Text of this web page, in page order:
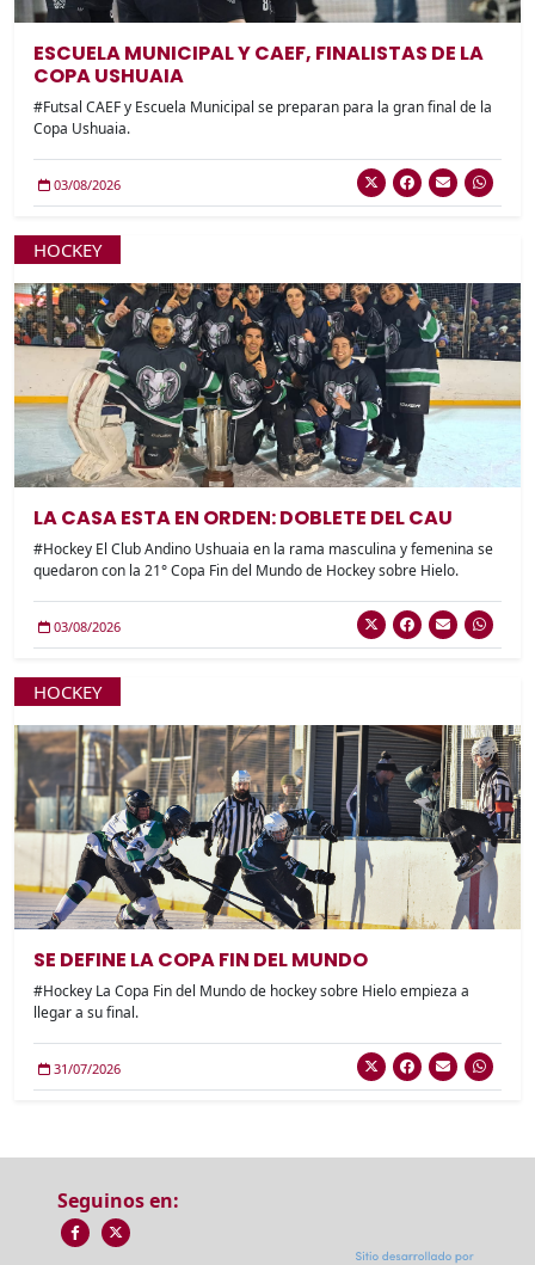
ESCUELA MUNICIPAL Y CAEF, FINALISTAS DE LA
COPA USHUAIA
#Futsal CAEF y Escuela Municipal se preparan para la gran final de la
Copa Ushuaia.
03/08/2026
HOCKEY
LA CASA ESTA EN ORDEN: DOBLETE DEL CAU
#Hockey El Club Andino Ushuaia en la rama masculina y femenina se
quedaron con la 21° Copa Fin del Mundo de Hockey sobre Hielo.
03/08/2026
HOCKEY
SE DEFINE LA COPA FIN DEL MUNDO
#Hockey La Copa Fin del Mundo de hockey sobre Hielo empieza a
llegar a su final.
31/07/2026
Seguinos en: